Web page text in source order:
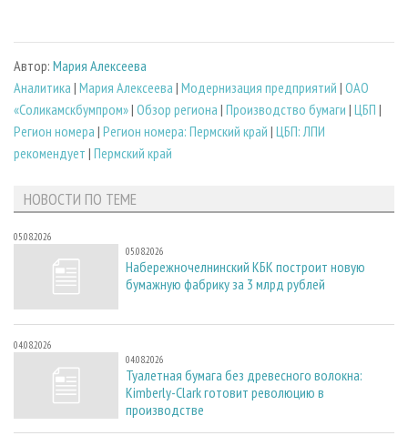
Автор: Мария Алексеева
Аналитика | Мария Алексеева | Модернизация предприятий | ОАО
«Соликамскбумпром»| Обзор региона | Производство бумаги | ЦБП |
Регион номера | Регион номера: Пермский край | ЦБП: ЛПИ
рекомендует | Пермский край
НОВОСТИ ПО ТЕМЕ
05.08.2026
05.08.2026
Набережночелнинский КБК построит новую
бумажную фабрику за 3 млрд рублей
04.08.2026
04.08.2026
Туалетная бумага без древесного волокна:
Kimberly-Clark готовит революцию в
производстве